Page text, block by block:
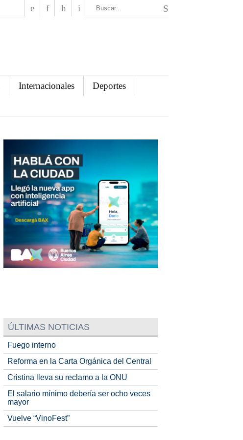
Internacionales
Deportes
ÚLTIMAS NOTICIAS
Fuego interno
Reforma en la Carta Orgánica del Central
Cristina lleva su reclamo a la ONU
El salario mínimo debería ser ocho veces
mayor
Vuelve “VinoFest”